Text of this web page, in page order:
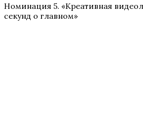
Номинация 5. «Креативная
секунд о главном»